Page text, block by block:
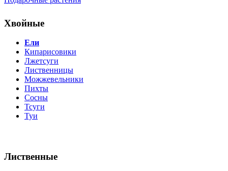
Хвойные
Ели
Кипарисовики
Лжетсуги
Лиственницы
Можжевельники
Пихты
Сосны
Тсуги
Туи
Лиственные